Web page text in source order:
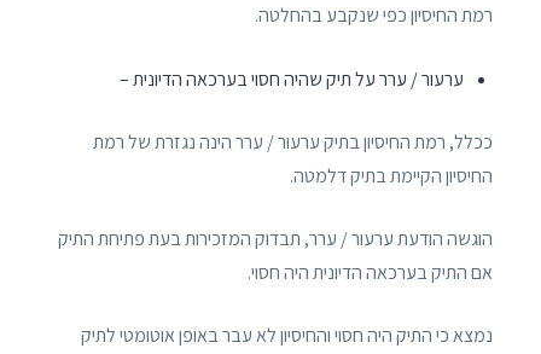
רמת החיסיון כפי שנקבע בהחלטה.
ערעור / ערר על תיק שהיה חסוי בערכאה הדיונית –
ככלל, רמת החיסיון בתיק ערעור / ערר הינה נגזרת של רמת
החיסיון הקיימת בתיק דלמטה.
הוגשה הודעת ערעור / ערר, תבדוק המזכירות בעת פתיחת התיק
אם התיק בערכאה הדיונית היה חסוי.
נמצא כי התיק היה חסוי והחיסיון לא עבר באופן אוטומטי לתיק